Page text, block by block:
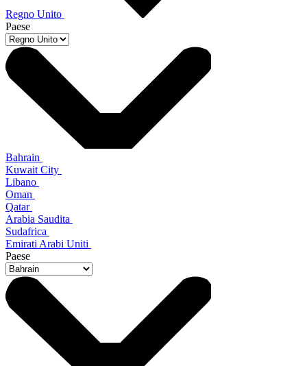
Regno Unito
Paese
Bahrain
Kuwait City
Libano
Oman
Qatar
Arabia Saudita
Sudafrica
Emirati Arabi Uniti
Paese